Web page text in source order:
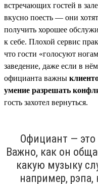
встречающих гостей в
вкусно поесть — они
получить хорошее
к себе. Плохой сервис
что гости «голосуют
заведение, даже если в
официанта важны
умение разрешать
гость захотел вернуться.
Официант — это
Важно, как он
какую музыку
например,